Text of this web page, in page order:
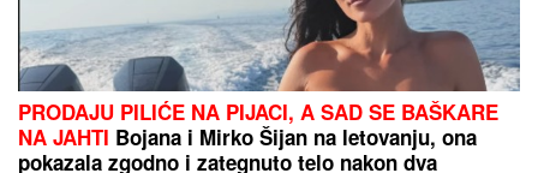
PRODAJU PILIĆE NA PIJACI, A SAD SE BAŠKARE
NA JAHTI Bojana i Mirko Šijan na letovanju, ona
pokazala zgodno i zategnuto telo nakon dva